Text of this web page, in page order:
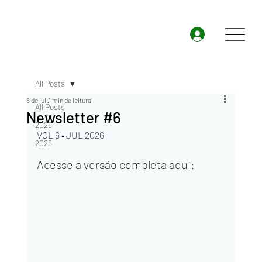
All Posts
2025
2026
All Posts
Newsletter #6
8 de jul. 1 min de leitura
VOL 6 • JUL 2026
Acesse a versão completa aqui: